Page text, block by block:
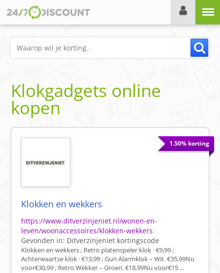
Klokgadgets online
kopen
1.50% korting
Klokken en wekkers
https://www.ditverzinjeniet.nl/wonen-en-
leven/woonaccessoires/klokken-wekkers
Gevonden in: Ditverzinjeniet kortingscode
Klokken en wekkers ; Retro platenspeler klok · €9,99 ;
Achterwaartse klok · €13,99 ; Gun Alarmklok – Wit. €35,99Nu
voor€30,99 ; Retro Wekker – Groen. €18,99Nu voor€15 ...